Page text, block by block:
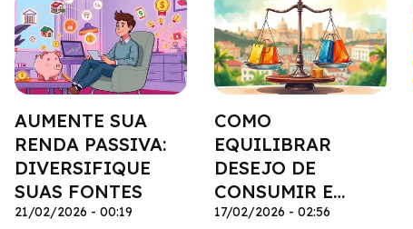
AUMENTE SUA
RENDA PASSIVA:
DIVERSIFIQUE
SUAS FONTES
21/02/2026 - 00:19
COMO
EQUILIBRAR
DESEJO DE
CONSUMIR E
NECESSIDADE DE
17/02/2026 - 02:56